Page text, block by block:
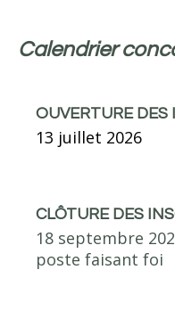
Informations pratiques
Admission formation
Offres d'emploi
Calendrier
OUVERTURE
13 juillet 2026
CLÔTURE DES
18 septembre
poste faisant foi